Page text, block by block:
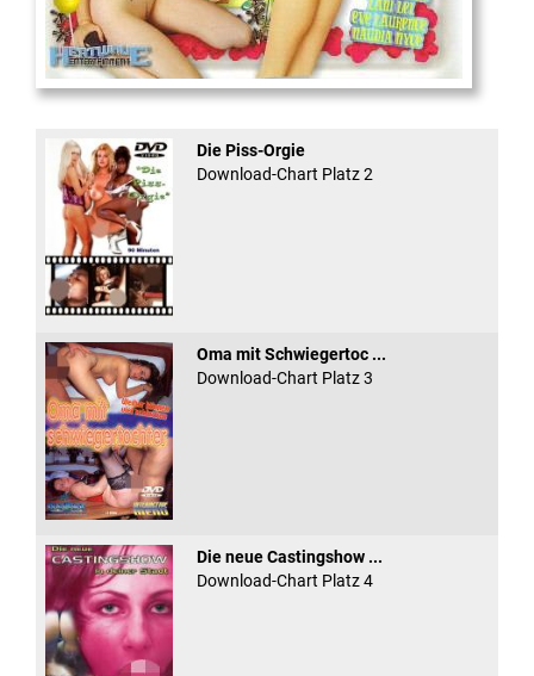
And Confused #8 - ...
Die Piss-Orgie
Download-Chart Platz 2
Oma mit Schwiegertoc ...
Download-Chart Platz 3
Die neue Castingshow ...
Download-Chart Platz 4